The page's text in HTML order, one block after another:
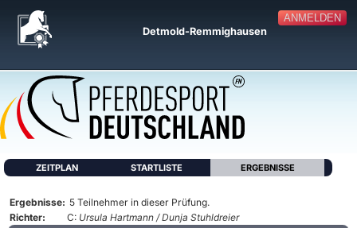
ANMELDEN
Detmold-Remmighausen
ZEITPLAN STARTLISTE ERGEBNISSE
Ergebnisse: 5 Teilnehmer in dieser Prüfung.
Richter:
C: Ursula Hartmann / Dunja Stuhldreier